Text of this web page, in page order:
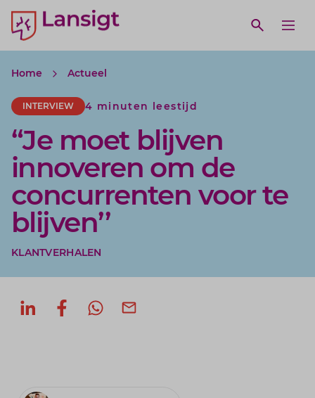
Lansigt Accountants logo
Open
search website
Home Actueel
INTERVIEW 4 minuten leestijd
“Je moet blijven
innoveren om de
concurrenten voor te
blijven’’
KLANTVERHALEN
Deel op LinkedIn
Deel op Facebook